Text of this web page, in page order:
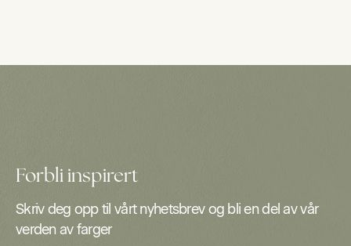
Forbli inspirert
Skriv deg opp til vårt nyhetsbrev og bli en del av vår
verden av farger